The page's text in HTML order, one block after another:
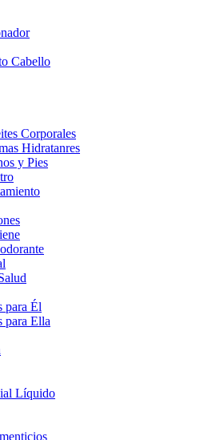
Cabello
Corporales
Hidratanres
y Pies
para Él
para Ella
Líquido